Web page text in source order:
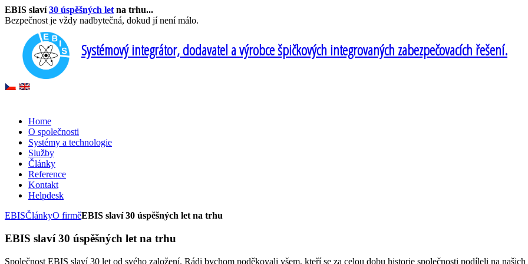
EBIS slaví30 úspěšných let na trhu...
Bezpečnost je vždy nadbytečná, dokud jí není málo.
Systémový integrátor, dodavatel a výrobce špičkových integrovaných zabezpečovacích řešení.
Home
O společnosti
Systémy a technologie
Služby
Články
Reference
Kontakt
Helpdesk
EBISČlánkyO firměEBIS slaví 30 úspěšných let na trhu
EBIS slaví 30 úspěšných let na trhu
Společnost EBIS slaví 30 let od svého založení. Rádi bychom poděkovali všem, kteří se za celou dobu historie společnosti podíleli na